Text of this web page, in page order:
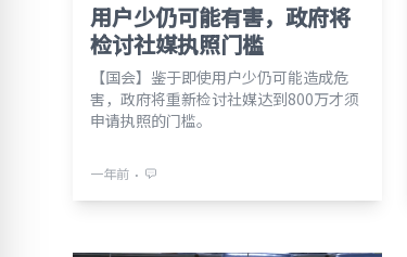
用户少仍可能有害，政府将
检讨社媒执照门槛
【国会】鉴于即使用户少仍可能造成危
害，政府将重新检讨社媒达到800万才须
申请执照的门槛。
一年前 ⋅